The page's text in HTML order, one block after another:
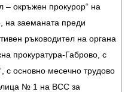
– окръжен прокурор“ на
на заеманата преди
ръководител на органа
прокуратура-Габрово, с
с основно месечно трудово
№ 1 на ВСС за